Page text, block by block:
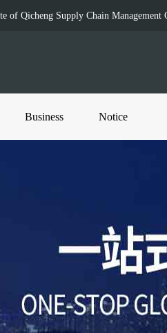
of Qicheng Supply Chain Management
Business Notice